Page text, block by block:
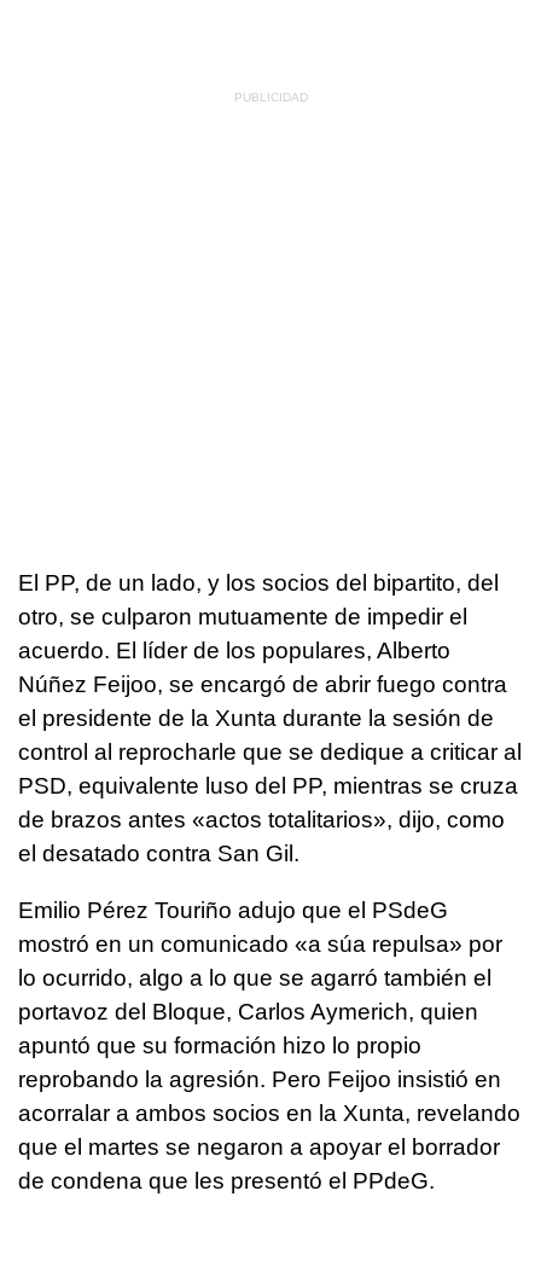
El PP, de un lado, y los socios del bipartito, del
otro, se culparon mutuamente de impedir el
acuerdo. El líder de los populares, Alberto
Núñez Feijoo, se encargó de abrir fuego contra
el presidente de la Xunta durante la sesión de
control al reprocharle que se dedique a criticar al
PSD, equivalente luso del PP, mientras se cruza
de brazos antes «actos totalitarios», dijo, como
el desatado contra San Gil.
Emilio Pérez Touriño adujo que el PSdeG
mostró en un comunicado «a súa repulsa» por
lo ocurrido, algo a lo que se agarró también el
portavoz del Bloque, Carlos Aymerich, quien
apuntó que su formación hizo lo propio
reprobando la agresión. Pero Feijoo insistió en
acorralar a ambos socios en la Xunta, revelando
que el martes se negaron a apoyar el borrador
de condena que les presentó el PPdeG.